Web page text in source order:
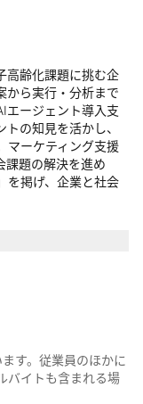
高齢化課題に挑む企
から実行・分析まで
エージェント導入支
の知見を活かし、
マーケティング支援
課題の解決を進め
を掲げ、企業と社会
のため
す。従業員のほかに
バイトも含まれる場